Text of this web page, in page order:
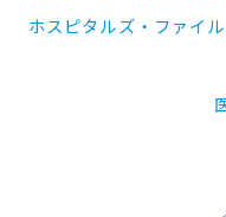
ホスピタルズ・ファイル